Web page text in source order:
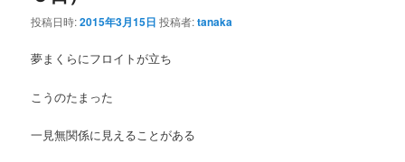
投稿日時:2015年3月15日 投稿者:tanaka
夢まくらにフロイトが立ち
こうのたまった
一見無関係に見えることがある